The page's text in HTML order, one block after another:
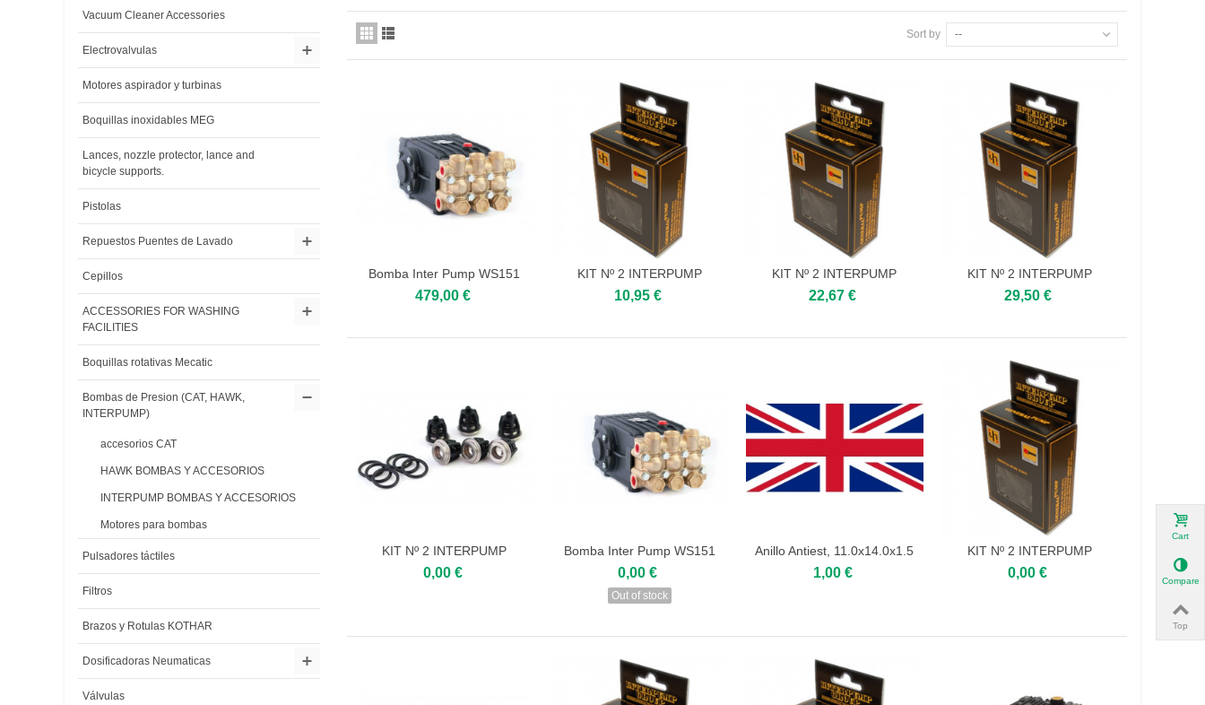
Vacuum Cleaner Accessories
Electrovalvulas
Motores aspirador y turbinas
Boquillas inoxidables MEG
Lances, nozzle protector, lance and
bicycle supports.
Pistolas
Repuestos Puentes de Lavado
Cepillos
ACCESSORIES FOR WASHING
FACILITIES
Boquillas rotativas Mecatic
Bombas de Presion (CAT, HAWK,
INTERPUMP)
accesorios CAT
HAWK BOMBAS Y ACCESORIOS
INTERPUMP BOMBAS Y ACCESORIOS
Motores para bombas
Pulsadores táctiles
Filtros
Brazos y Rotulas KOTHAR
Dosificadoras Neumaticas
Válvulas
Sort by --
Add to cart
Bomba Inter Pump WS151
479,00 €
Add to cart
KIT Nº 2 INTERPUMP
10,95 €
Add to cart
KIT Nº 2 INTERPUMP
22,67 €
Add to cart
KIT Nº 2 INTERPUMP
29,50 €
Add to cart
KIT Nº 2 INTERPUMP
0,00 €
View
Bomba Inter Pump WS151
0,00 €
Out of stock
Add to cart
Anillo Antiest, 11.0x14.0x1.5
1,00 €
Add to cart
KIT Nº 2 INTERPUMP
0,00 €
Cart
Compare
Top